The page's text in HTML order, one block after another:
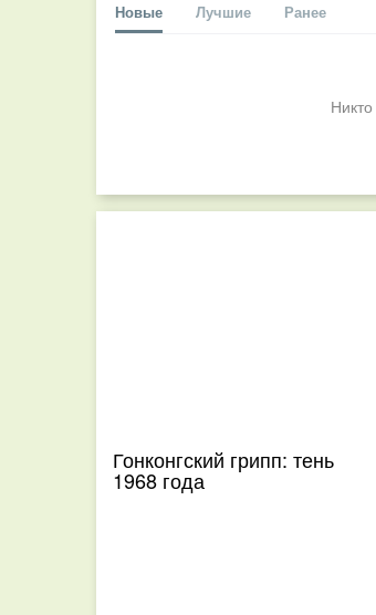
Новые Лучшие Ранее
Гонконгский грипп: тень
1968 года